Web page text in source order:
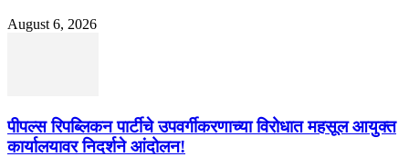
August 6, 2026
पीपल्स रिपब्लिकन पार्टीचे उपवर्गीकरणाच्या विरोधात महसूल आयुक्त
कार्यालयावर निदर्शने आंदोलन!